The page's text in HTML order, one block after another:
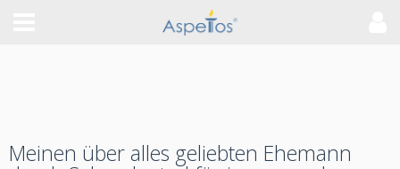
Meinen über alles geliebten Ehemann